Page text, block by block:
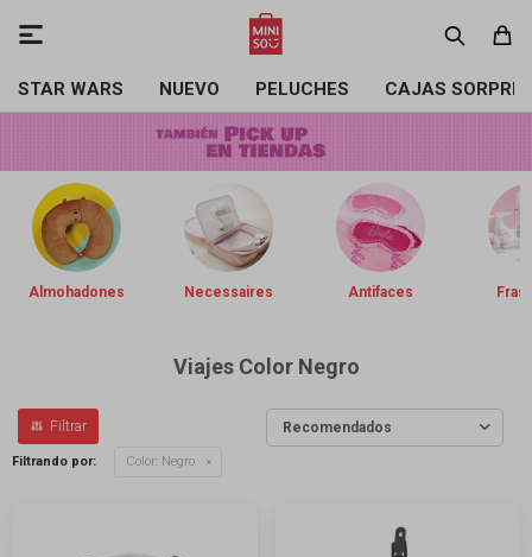
STAR WARS NUEVO PELUCHES CAJAS

Almohadones Necessaires Antifaces
Viajes Color Negro
Recomendados
Filtrando por: Color: Negro